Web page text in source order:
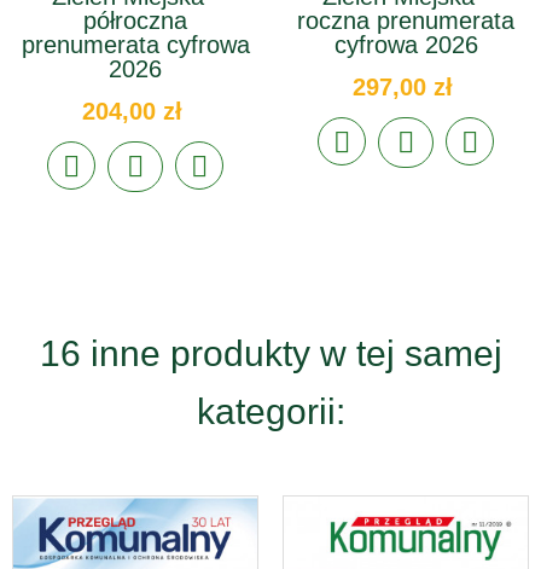
półroczna
prenumerata cyfrowa
2026
204,00 zł
roczna prenumerata
cyfrowa 2026
297,00 zł
16 inne produkty w tej samej
kategorii: